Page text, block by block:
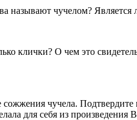
называют чучелом?
клички? О чем это
сожжения чучела.
для себя из